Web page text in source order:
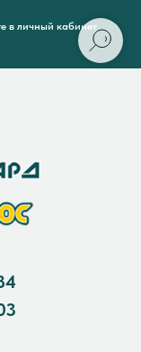
в личный кабинет